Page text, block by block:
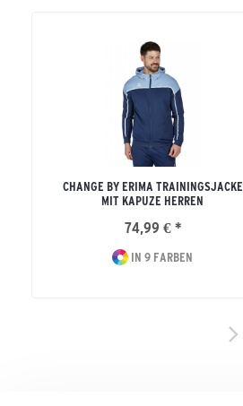
CHANGE BY ERIMA TRAININGSJACKE
MIT KAPUZE HERREN
74,99 € *
IN 9 FARBEN